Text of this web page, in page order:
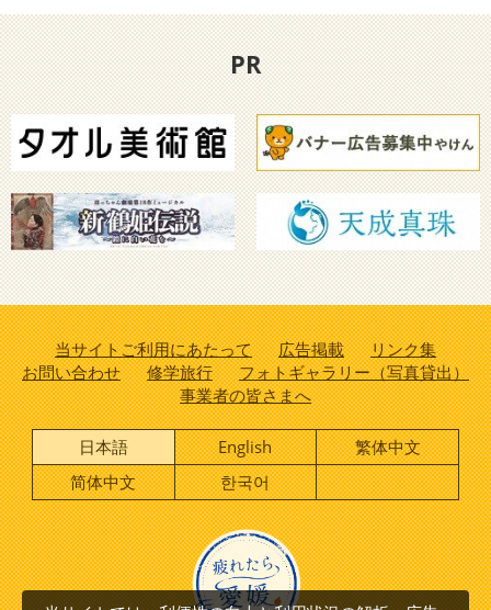
PR
当サイトご利用にあたって 広告掲載
リンク集
お問い合わせ
修学旅行
フォトギャラリー（写真貸出）
事業者の皆さまへ
日本語 English
繁体中文
简体中文
한국어